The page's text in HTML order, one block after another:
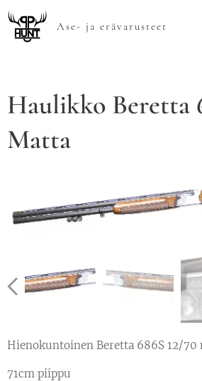
Ase- ja erävarusteet
Haulikko Beretta
Matta
Hienokuntoinen Beretta 686S 12/70
71cm piippu